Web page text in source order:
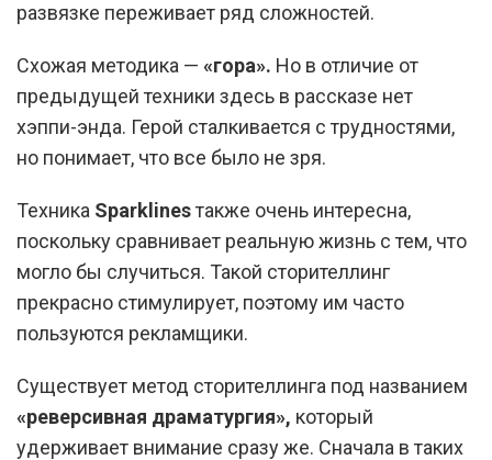
развязке переживает ряд сложностей.
Схожая методика — «гора». Но в отличие от
предыдущей техники здесь в рассказе нет
хэппи-энда. Герой сталкивается с трудностями,
но понимает, что все было не зря.
Техника Sparklinesтакже очень интересна,
поскольку сравнивает реальную жизнь с тем, что
могло бы случиться. Такой сторителлинг
прекрасно стимулирует, поэтому им часто
пользуются рекламщики.
Существует метод сторителлинга под названием
«реверсивная драматургия», который
удерживает внимание сразу же. Сначала в таких